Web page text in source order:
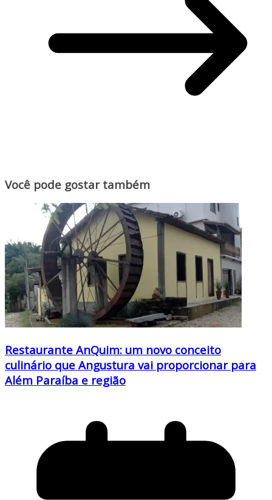
Você pode gostar também
Restaurante AnQuim: um novo conceito
culinário que Angustura vai proporcionar para
Além Paraíba e região